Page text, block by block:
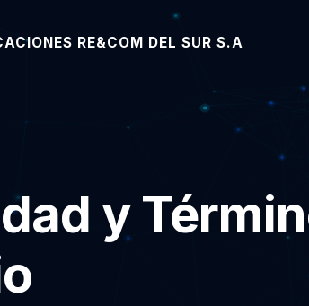
RE&COM DEL SUR S.A
y